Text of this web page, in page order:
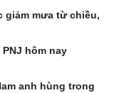
giảm mưa từ chiều,
PNJ hôm nay
anh hùng trong